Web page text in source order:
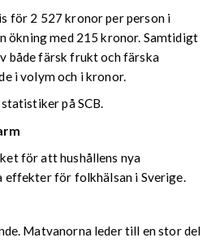
för 2 527 kronor per person i
ökning med 215 kronor. Samtidigt
både färsk frukt och färska
i volym och i kronor.
på SCB.
för att hushållens nya
effekter för folkhälsan i Sverige.
Matvanorna leder till en stor del